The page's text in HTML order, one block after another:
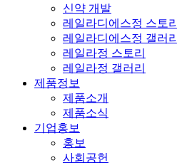
신약 개발
레일라디에스정 스토리
레일라디에스정 갤러리
레일라정 스토리
레일라정 갤러리
제품정보
제품소개
제품소식
기업홍보
홍보
사회공헌